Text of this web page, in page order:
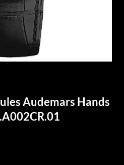
Audemars Hands